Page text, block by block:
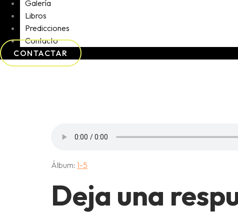
Galería
Libros
Predicciones
Contacto
CONTACTAR3-
Álbum: 1-5
Deja una